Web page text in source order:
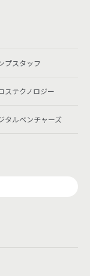
プスタッフ
ステクノロジー
タルベンチャーズ